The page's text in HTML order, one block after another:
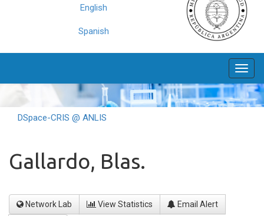
English
Spanish
DSpace-CRIS @ ANLIS
Gallardo, Blas.
Network Lab View Statistics Email Alert